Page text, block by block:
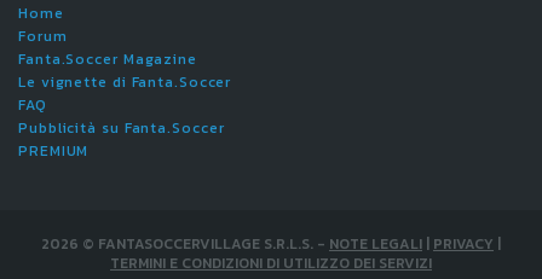
Home
Forum
Fanta.Soccer Magazine
Le vignette di Fanta.Soccer
FAQ
Pubblicità su Fanta.Soccer
PREMIUM
2026 © FANTASOCCERVILLAGE S.R.L.S. - NOTE LEGALI | PRIVACY |
TERMINI E CONDIZIONI DI UTILIZZO DEI SERVIZI